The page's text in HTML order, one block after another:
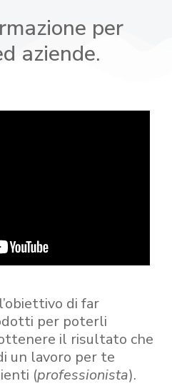
per
aziende.
di far
per poterli
il risultato che
un lavoro per te
(professionista).